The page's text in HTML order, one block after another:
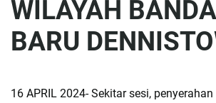
WILAYAH
BARU
16 APRIL 2024- Sekitar sesi,